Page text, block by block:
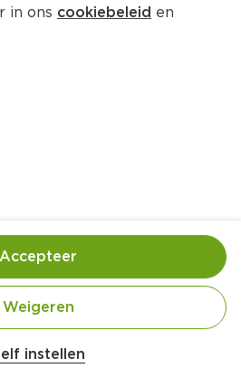
Bereiding
in ons cookiebeleid en
instellen
Weigeren
Accepteer